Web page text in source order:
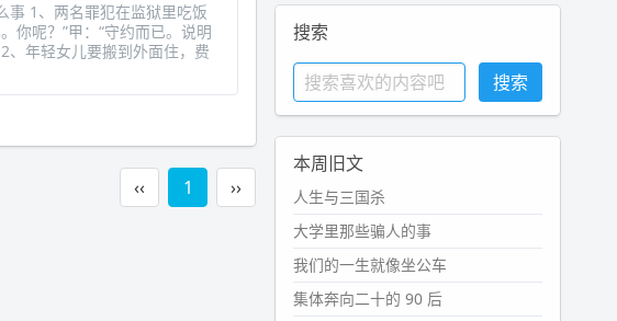
事 1、两名罪犯在监狱里吃饭
你呢？”甲：“守约而已。说明
、年轻女儿要搬到外面住，费
‹‹ 1 ››
搜索
本周旧文
人生与三国杀
大学里那些骗人的事
我们的一生就像坐公车
集体奔向二十的 90 后